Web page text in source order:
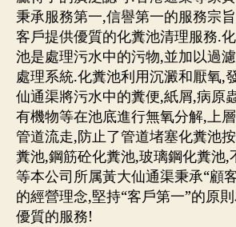
秉承服務第一,信譽第一的服務宗
客戶提供優質的化糞池清理服務.
池是處理污水中的污物,並加以過
處理系統.化糞池利用沉澱和厭氧,
仙通渠將污水中的糞便,紙屑,病原
有機物等在池底進行無氧分解,上
管道流走,防止了管道堵塞化糞池
糞池,鋼筋砼化糞池,玻璃鋼化糞池,
等本公司所属黃大仙通渠秉承“顧
的經營理念,堅持“客戶第一”的原
優質的服務!